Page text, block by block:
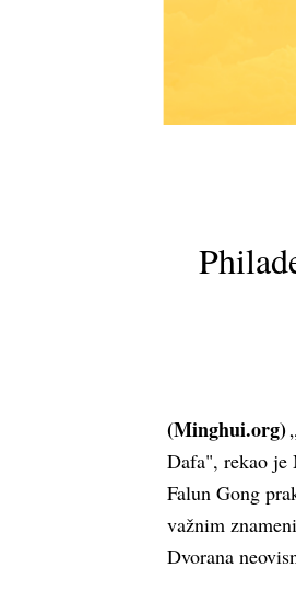
(Minghui.org)
Dafa", rekao je
Falun Gong
važnim
Dvorana